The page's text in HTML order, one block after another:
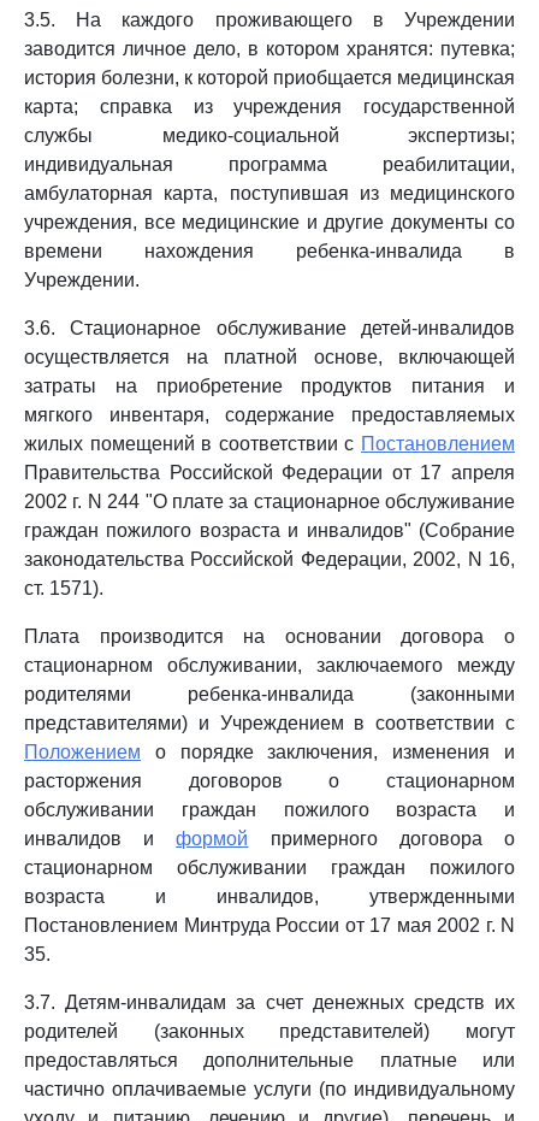
3.5. На каждого проживающего в Учреждении
заводится личное дело, в котором хранятся: путевка;
история болезни, к которой приобщается медицинская
карта; справка из учреждения государственной
службы медико-социальной экспертизы;
индивидуальная программа реабилитации,
амбулаторная карта, поступившая из медицинского
учреждения, все медицинские и другие документы со
времени нахождения ребенка-инвалида в
Учреждении.
3.6. Стационарное обслуживание детей-инвалидов
осуществляется на платной основе, включающей
затраты на приобретение продуктов питания и
мягкого инвентаря, содержание предоставляемых
жилых помещений в соответствии с Постановлением
Правительства Российской Федерации от 17 апреля
2002 г. N 244 "О плате за стационарное обслуживание
граждан пожилого возраста и инвалидов" (Собрание
законодательства Российской Федерации, 2002, N 16,
ст. 1571).
Плата производится на основании договора о
стационарном обслуживании, заключаемого между
родителями ребенка-инвалида (законными
представителями) и Учреждением в соответствии с
Положением о порядке заключения, изменения и
расторжения договоров о стационарном
обслуживании граждан пожилого возраста и
инвалидов иформой примерного договора о
стационарном обслуживании граждан пожилого
возраста и инвалидов, утвержденными
Постановлением Минтруда России от 17 мая 2002 г. N
35.
3.7. Детям-инвалидам за счет денежных средств их
родителей (законных представителей) могут
предоставляться дополнительные платные или
частично оплачиваемые услуги (по индивидуальному